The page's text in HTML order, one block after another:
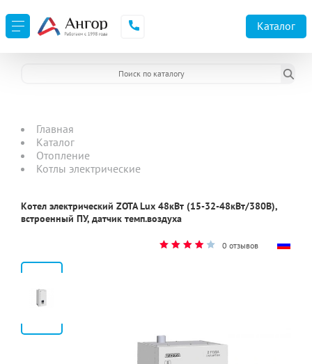
Каталог
Главная
Каталог
Отопление
Котлы электрические
Котел электрический ZOTA Lux 48кВт (15-32-48кВт/380В),
встроенный ПУ, датчик темп.воздуха
0 отзывов